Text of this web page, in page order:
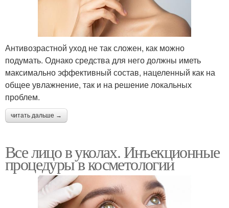
Антивозрастной уход не так сложен, как можно
подумать. Однако средства для него должны иметь
максимально эффективный состав, нацеленный как на
общее увлажнение, так и на решение локальных
проблем.
читать дальше →
Все лицо в уколах. Инъекционные
процедуры в косметологии